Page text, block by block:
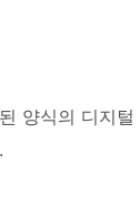
양식의 디지